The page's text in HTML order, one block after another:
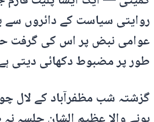
روایتی سیاست کے دائروں سے
عوامی نبض پر اس کی گرفت
طور پر مضبوط دکھائی دیتی
گزشتہ شب مظفرآباد کے لال